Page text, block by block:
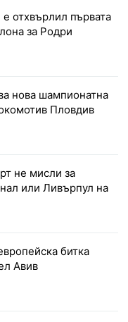
отхвърлил първата
за Родри
нова шампионатна
Пловдив
не мисли за
или Ливърпул на
битка
Авив